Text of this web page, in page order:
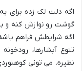
اگه دلت لک زده برای
گوشت رو نوازش کنه و
اگه شرایطش فراهم
تنوع آبشارها،
نظیره. می تونی